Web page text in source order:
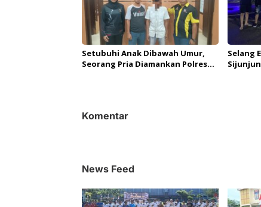
Setubuhi Anak Dibawah Umur,
Seorang Pria Diamankan Polres
Selang
Komentar
News Feed